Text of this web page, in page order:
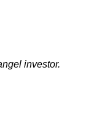
investor.